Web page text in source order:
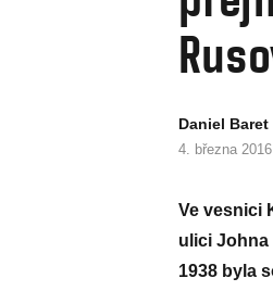
Daniel Baret
4. března 2016
Ve vesnici
ulici Johna
1938 byla